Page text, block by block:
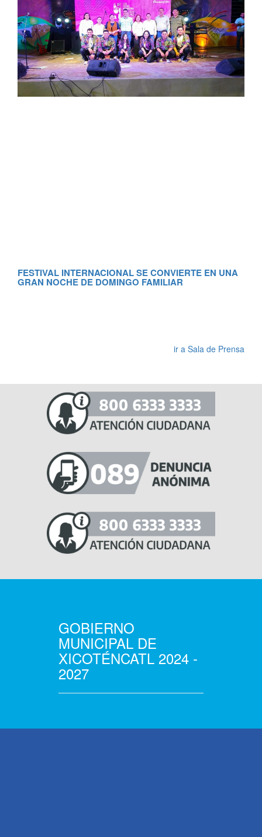
FESTIVAL INTERNACIONAL SE CONVIERTE EN UNA
GRAN NOCHE DE DOMINGO FAMILIAR
ir a Sala de Prensa
GOBIERNO
MUNICIPAL DE
XICOTÉNCATL 2024 -
2027